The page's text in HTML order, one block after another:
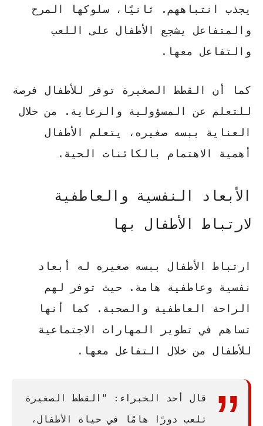
يجذب انتباههم. ثانيًا، سلوكها المرح
والمتفاعل يشجع الأطفال على اللعب
والتفاعل معها.
كما أن القطط الصغيرة توفر للأطفال فرصة
للتعلم عن المسؤولية والرعاية. من خلال
العناية ببسه صغيره، يتعلم الأطفال
أهمية الاهتمام بالكائنات الحية.
الأبعاد النفسية والعاطفية
لارتباط الأطفال بها
ارتباط الأطفال ببسه صغيره له أبعاد
نفسية وعاطفية هامة. حيث توفر لهم
الراحة العاطفية و الصحبة . كما أنها
تساهم في تطوير
المهارات الاجتماعية
للأطفال من خلال التفاعل معها.
قال أحد الخبراء: "القطط الصغيرة
تلعب دورًا هامًا في حياة الأطفال،